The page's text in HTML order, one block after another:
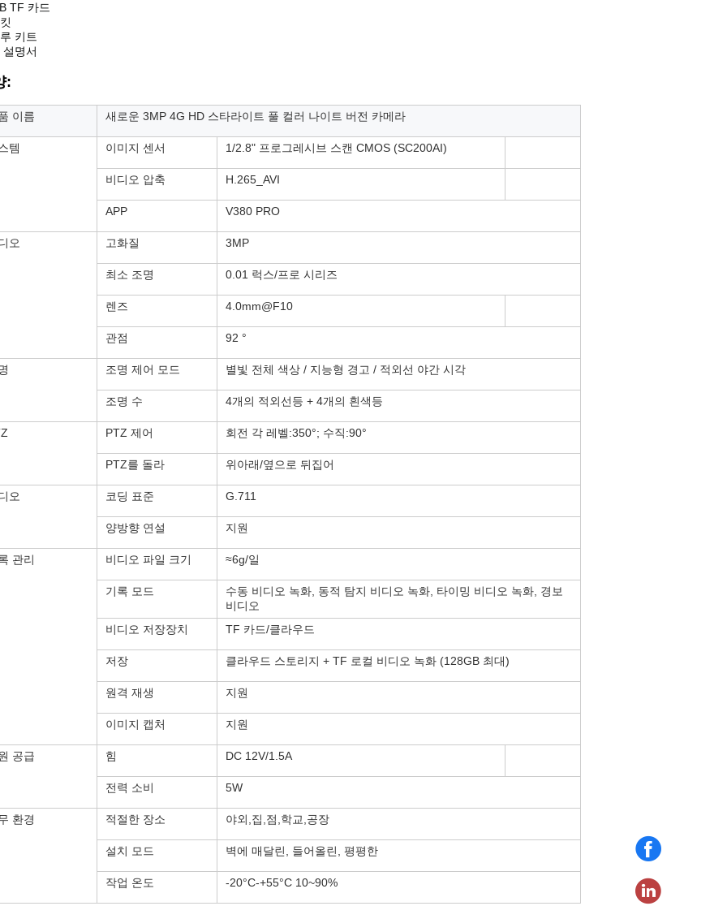
TF 카드
키트
설명서
:
이름 새로운 3MP 4G HD 스타라이트 풀 컬러 나이트 버전 카메라
템 이미지 센서 1/2.8" 프로그레시브 스캔 CMOS (SC200AI)
비디오 압축 H.265_AVI
APP V380 PRO
오 고화질 3MP
최소 조명 0.01 럭스/프로 시리즈
렌즈 4.0mm@F10
관점 92 °
조명 제어 모드 별빛 전체 색상 / 지능형 경고 / 적외선 야간 시각
조명 수 4개의 적외선등 + 4개의 흰색등
PTZ 제어 회전 각 레벨:350°; 수직:90°
PTZ를 돌라 위아래/옆으로 뒤집어
오 코딩 표준 G.711
양방향 연설 지원
관리 비디오 파일 크기 ≈6g/일
기록 모드
수동 비디오 녹화, 동적 탐지 비디오 녹화, 타이밍 비디오 녹화, 경보
비디오
비디오 저장장치
TF 카드/클라우드
저장 클라우드 스토리지 + TF 로컬 비디오 녹화 (128GB 최대)
원격 재생 지원
이미지 캡처 지원
공급 힘 DC 12V/1.5A
전력 소비 5W
환경 적절한 장소 야외,집,점,학교,공장
설치 모드 벽에 매달린, 들어올린, 평평한
작업 온도 -20°C-+55°C 10~90%